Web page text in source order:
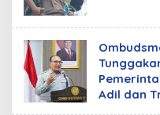
Adil dan